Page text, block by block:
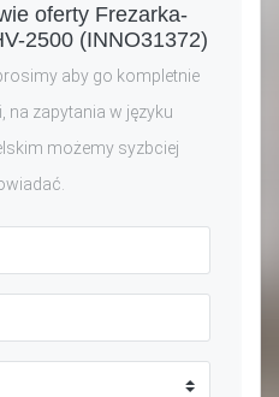
oferty Frezarka-
2500 (INNO31372)
aby go kompletnie
na zapytania w języku
możemy syzbciej